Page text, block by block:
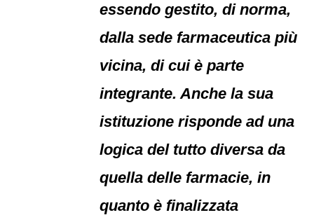
essendo gestito, di norma,
dalla sede farmaceutica più
vicina, di cui è parte
integrante. Anche la sua
istituzione risponde ad una
logica del tutto diversa da
quella delle farmacie, in
quanto è finalizzata